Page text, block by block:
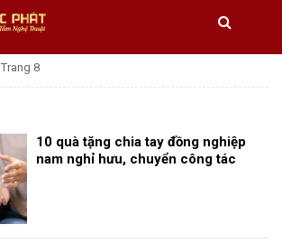
Trang 8
10 quà tặng chia tay đồng nghiệp
nam nghỉ hưu, chuyển công tác